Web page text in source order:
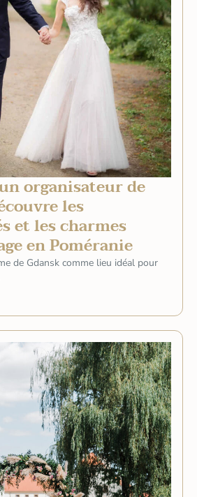
organisateur de
les
et les charmes
en Poméranie
de Gdansk comme lieu idéal pour